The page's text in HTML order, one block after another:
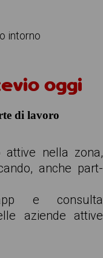
intorno
oggi
di lavoro
nella zona,
anche part-
e consulta
aziende attive